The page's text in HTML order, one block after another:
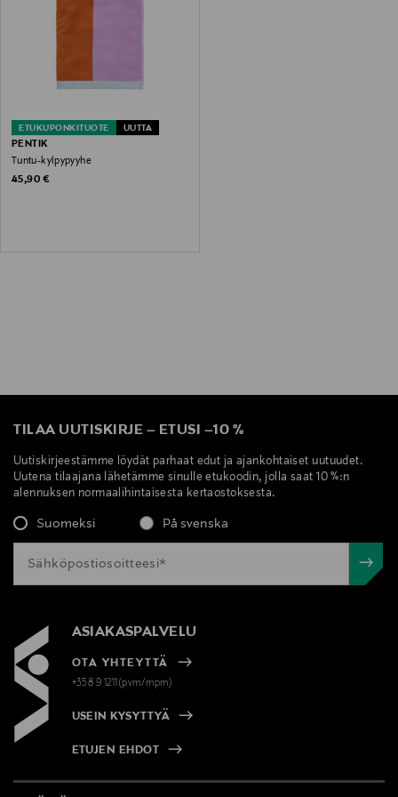
ETUKUPONKITUOTE UUTTA
PENTIK
Tuntu-kylpypyyhe
Original Price
45,90 €
TILAA UUTISKIRJE – ETUSI –10 %
Uutiskirjeestämme löydät parhaat edut ja ajankohtaiset uutuudet.
Uutena tilaajana lähetämme sinulle etukoodin, jolla saat 10 %:n
alennuksen normaalihintaisesta kertaostoksesta.
Suomeksi På svenska
ASIAKASPALVELU
OTA YHTEYTTÄ
+358 9 1211(pvm/mpm)
USEIN KYSYTTYÄ
ETUJEN EHDOT